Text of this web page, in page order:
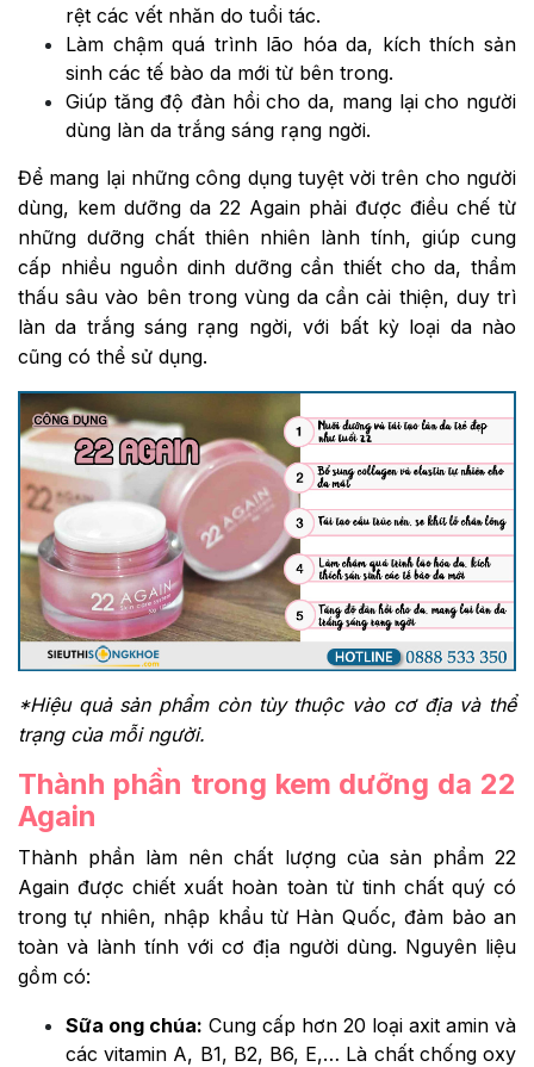
rệt các vết nhăn do tuổi tác.
Làm chậm quá trình lão hóa da, kích thích sản
sinh các tế bào da mới từ bên trong.
Giúp tăng độ đàn hồi cho da, mang lại cho người
dùng làn da trắng sáng rạng ngời.
Để mang lại những công dụng tuyệt vời trên cho người
dùng, kem dưỡng da 22 Again phải được điều chế từ
những dưỡng chất thiên nhiên lành tính, giúp cung
cấp nhiều nguồn dinh dưỡng cần thiết cho da, thẩm
thấu sâu vào bên trong vùng da cần cải thiện, duy trì
làn da trắng sáng rạng ngời, với bất kỳ loại da nào
cũng có thể sử dụng.
*Hiệu quả sản phẩm còn tùy thuộc vào cơ địa và thể
trạng của mỗi người.
Thành phần trong kem dưỡng da 22
Again
Thành phần làm nên chất lượng của sản phẩm 22
Again được chiết xuất hoàn toàn từ tinh chất quý có
trong tự nhiên, nhập khẩu từ Hàn Quốc, đảm bảo an
toàn và lành tính với cơ địa người dùng. Nguyên liệu
gồm có:
Sữa ong chúa: Cung cấp hơn 20 loại axit amin và
các vitamin A, B1, B2, B6, E,… Là chất chống oxy